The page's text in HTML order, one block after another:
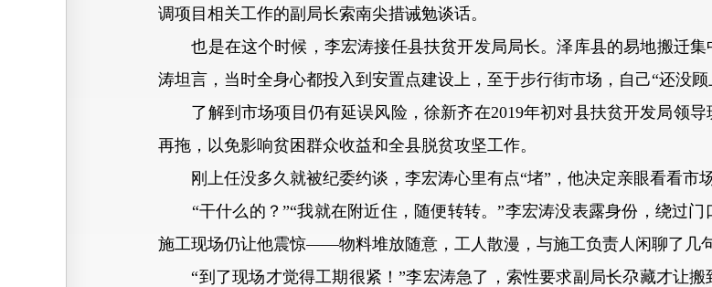
调项目相关工作的副局长索南尖措诫勉谈话。
也是在这个时候，李宏涛接任县扶贫开发局局长。泽库县的易地搬迁集
涛坦言，当时全身心都投入到安置点建设上，至于步行街市场，自己“还没顾
了解到市场项目仍有延误风险，徐新齐在2019年初对县扶贫开发局领导
再拖，以免影响贫困群众收益和全县脱贫攻坚工作。
刚上任没多久就被纪委约谈，李宏涛心里有点“堵”，他决定亲眼看看市场
“干什么的？”“我就在附近住，随便转转。”李宏涛没表露身份，绕过门
施工现场仍让他震惊——物料堆放随意，工人散漫，与施工负责人闲聊了几
“到了现场才觉得工期很紧！”李宏涛急了，索性要求副局长尕藏才让搬